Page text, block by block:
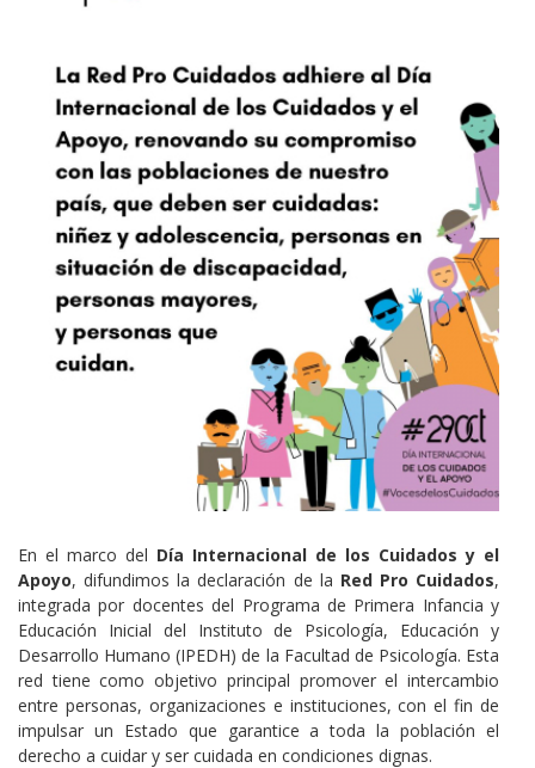
Cuerpo
En el marco del Día Internacional de los Cuidados y el
Apoyo, difundimos la declaración de la Red Pro Cuidados,
integrada por docentes del Programa de Primera Infancia y
Educación Inicial del Instituto de Psicología, Educación y
Desarrollo Humano (IPEDH) de la Facultad de Psicología. Esta
red tiene como objetivo principal promover el intercambio
entre personas, organizaciones e instituciones, con el fin de
impulsar un Estado que garantice a toda la población el
derecho a cuidar y ser cuidada en condiciones dignas.